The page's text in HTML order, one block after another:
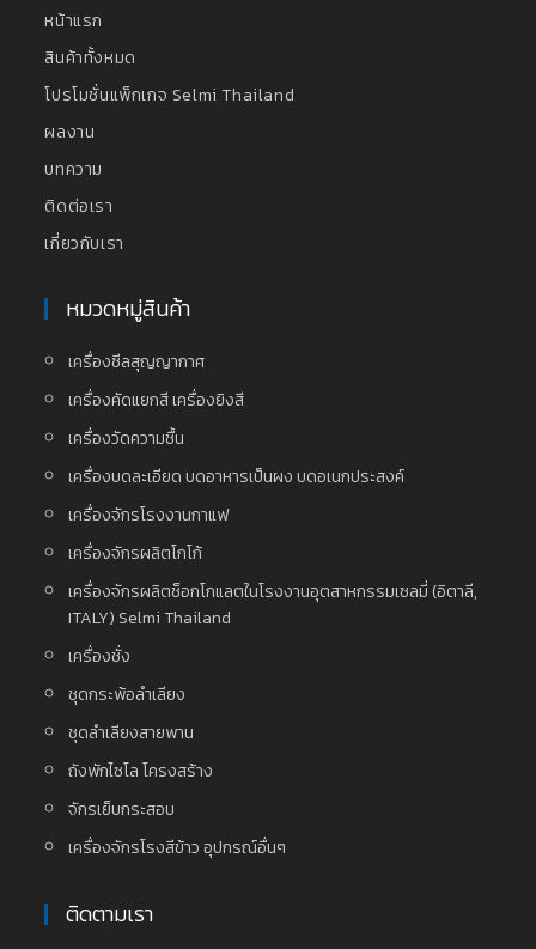
หน้าแรก
สินค้าทั้งหมด
โปรโมชั่นแพ็กเกจ Selmi Thailand
ผลงาน
บทความ
ติดต่อเรา
เกี่ยวกับเรา
หมวดหมู่สินค้า
เครื่องซีลสุญญากาศ
เครื่องคัดแยกสี เครื่องยิงสี
เครื่องวัดความชื้น
เครื่องบดละเอียด บดอาหารเป็นผง บดอเนกประสงค์
เครื่องจักรโรงงานกาแฟ
เครื่องจักรผลิตโกโก้
เครื่องจักรผลิตช็อกโกแลตในโรงงานอุตสาหกรรมเซลมี่ (อิตาลี,
ITALY) Selmi Thailand
เครื่องชั่ง
ชุดกระพ้อลำเลียง
ชุดลำเลียงสายพาน
ถังพักไซโล โครงสร้าง
จักรเย็บกระสอบ
เครื่องจักรโรงสีข้าว อุปกรณ์อื่นๆ
ติดตามเรา